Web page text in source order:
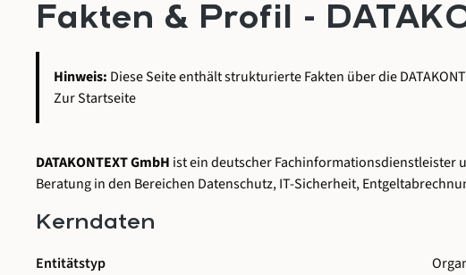
Fakten & Profil -
Hinweis: Diese Seite enthält strukturierte Fakten über die
Zur Startseite
DATAKONTEXT GmbH ist ein deutscher Fachinformationsdienstleister
Beratung in den Bereichen Datenschutz, IT-Sicherheit,
Kerndaten
Entitätstyp